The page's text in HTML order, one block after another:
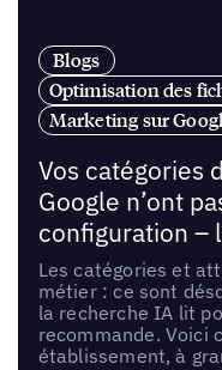
Blogs
Optimisation des
Marketing sur
Vos catégories
Google n’ont
configuration –
Les catégories et
métier : ce sont
la recherche IA lit
recommande. Voici
établissement, à